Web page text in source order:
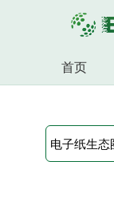
首页